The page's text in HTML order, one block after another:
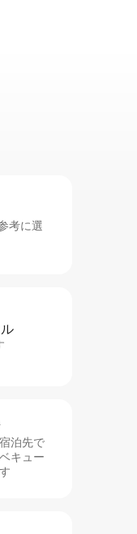
考に選
泊先で
キュー